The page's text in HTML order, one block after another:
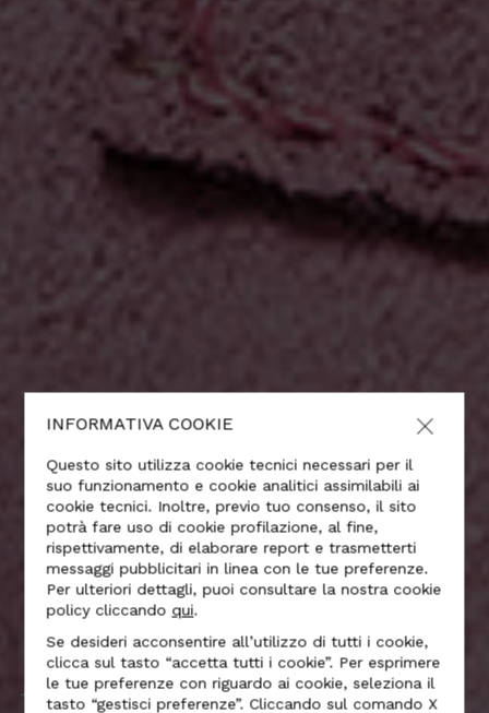
FASHION &
ACCESSORIES
INFORMATIVA COOKIE
Questo sito utilizza cookie tecnici necessari per il
suo funzionamento e cookie analitici assimilabili ai
cookie tecnici. Inoltre, previo tuo consenso, il sito
potrà fare uso di cookie profilazione, al fine,
rispettivamente, di elaborare report e trasmetterti
messaggi pubblicitari in linea con le tue preferenze.
Per ulteriori dettagli, puoi consultare la nostra cookie
policy cliccando qui.
Se desideri acconsentire all’utilizzo di tutti i cookie,
clicca sul tasto “accetta tutti i cookie”. Per esprimere
le tue preferenze con riguardo ai cookie, seleziona il
tasto “gestisci preferenze”. Cliccando sul comando X